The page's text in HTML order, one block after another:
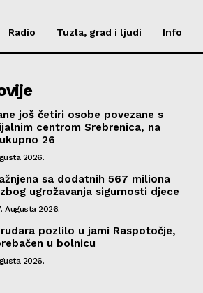
Radio Tuzla, grad i ljudi Info
još četiri osobe povezane s
centrom Srebrenica, na
26
2026.
sa dodatnih 567 miliona
ugrožavanja sigurnosti djece
Augusta 2026.
pozlilo u jami Raspotočje,
u bolnicu
2026.